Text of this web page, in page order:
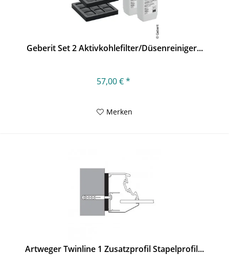
Geberit Set 2 Aktivkohlefilter/Düsenreiniger...
57,00 € *
Merken
Artweger Twinline 1 Zusatzprofil Stapelprofil...